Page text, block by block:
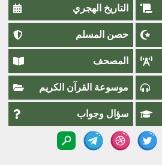
التاريخ الهجري
حصن المسلم
المصحف
موسوعة القرآن الكريم
سؤال وجواب